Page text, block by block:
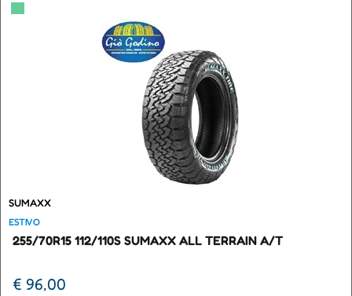
▀
SUMAXX
ESTIVO
255/70R15 112/110S SUMAXX ALL TERRAIN A/T
€ 96,00